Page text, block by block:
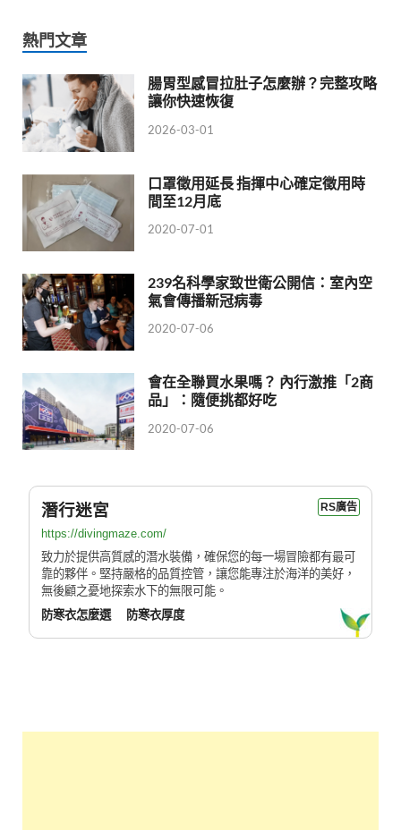
熱門文章
腸胃型感冒拉肚子怎麼辦？完整攻略
讓你快速恢復
2026-03-01
口罩徵用延長 指揮中心確定徵用時
間至12月底
2020-07-01
239名科學家致世衛公開信：室內空
氣會傳播新冠病毒
2020-07-06
會在全聯買水果嗎？ 內行激推「2商
品」：隨便挑都好吃
2020-07-06
潛行迷宮 RS廣告
https://divingmaze.com/
致力於提供高質感的潛水裝備，確保您的每一場冒險都有最可
靠的夥伴。堅持嚴格的品質控管，讓您能專注於海洋的美好，
無後顧之憂地探索水下的無限可能。
防寒衣怎麼選
防寒衣厚度